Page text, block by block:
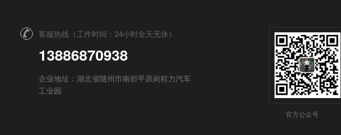
客服热线（工作时间：24小时全天无休）
13886870938
企业地址：湖北省随州市南郊平原岗程力汽车
工业园
官方公众号